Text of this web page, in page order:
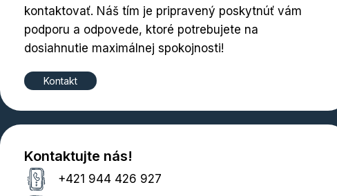
kontaktovať. Náš tím je pripravený poskytnúť vám
podporu a odpovede, ktoré potrebujete na
dosiahnutie maximálnej spokojnosti!
Kontakt
Kontaktujte nás!
+421 944 426 927